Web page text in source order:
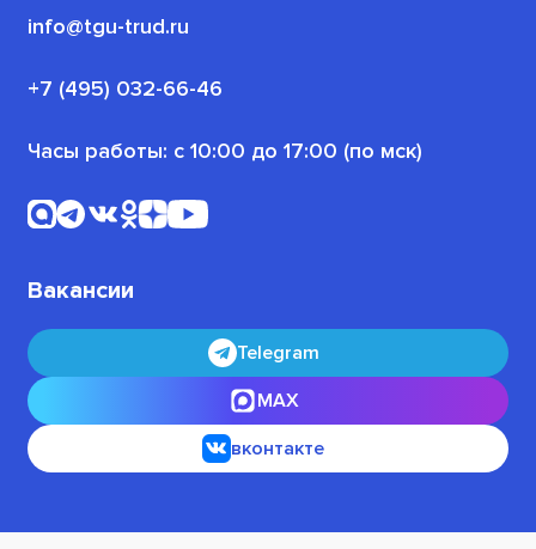
info@tgu-trud.ru
+7 (495) 032-66-46
Часы работы: с 10:00 до 17:00 (по мск)
Для военнослужащих
Офлайн-программы
Для безработных граждан
Политика конфиденциальности
Вакансии
Telegram
MAX
вконтакте